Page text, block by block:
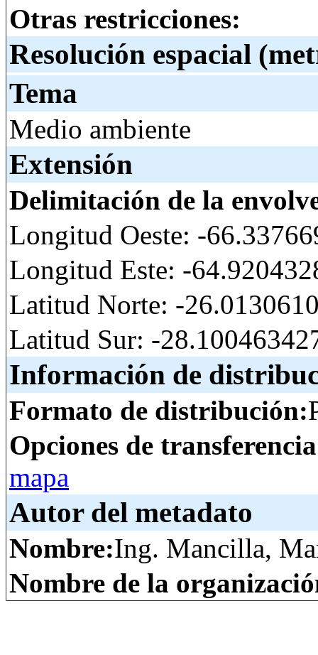
Otras restricciones:
Resolución espacial
Tema
Medio ambiente
Extensión
Delimitación de la
Longitud Oeste: -
Longitud Este: -
Latitud Norte: -
Latitud Sur: -
Información de
Formato de distribución:
Opciones de
mapa
Autor del metadato
Nombre:Ing. Mancilla,
Nombre de la